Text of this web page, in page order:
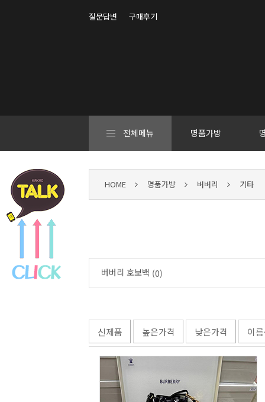
질문답변 구매후기
전체메뉴 명품가방
HOME 명품가방 버버리 기타
버버리 호보백 (0)
신제품 높은가격 낮은가격 이